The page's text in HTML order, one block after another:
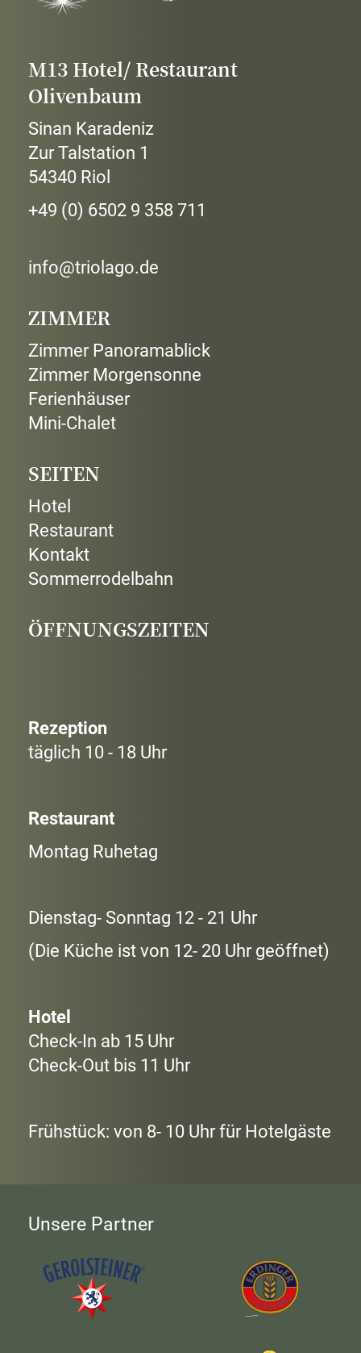
M13 Hotel/ Restaurant
Olivenbaum
Sinan Karadeniz
Zur Talstation 1
54340 Riol
+49 (0) 6502 9 358 711
info@triolago.de
ZIMMER
Zimmer Panoramablick
Zimmer Morgensonne
Ferienhäuser
Mini-Chalet
SEITEN
Hotel
Restaurant
Kontakt
Sommerrodelbahn
ÖFFNUNGSZEITEN
Rezeption
täglich 10 - 18 Uhr
Restaurant
Montag Ruhetag
Dienstag- Sonntag 12 - 21 Uhr
(Die Küche ist von 12- 20 Uhr geöffnet)
Hotel
Check-In ab 15 Uhr
Check-Out bis 11 Uhr
Frühstück: von 8- 10 Uhr für Hotelgäste
Unsere Partner